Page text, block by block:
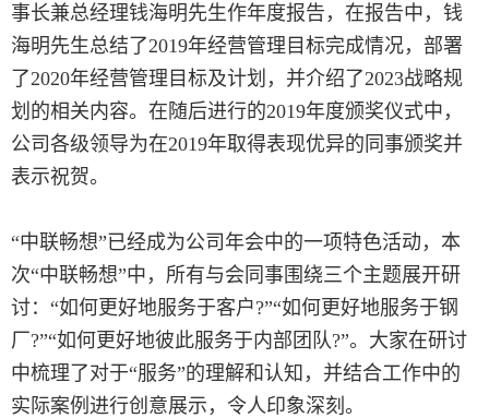
事长兼总经理钱海明先生作年度报告，在报告中，钱
海明先生总结了2019年经营管理目标完成情况，部署
了2020年经营管理目标及计划，并介绍了2023战略规
划的相关内容。在随后进行的2019年度颁奖仪式中，
公司各级领导为在2019年取得表现优异的同事颁奖并
表示祝贺。
“中联畅想”已经成为公司年会中的一项特色活动，本
次“中联畅想”中，所有与会同事围绕三个主题展开研
讨：“如何更好地服务于客户?”“如何更好地服务于钢
厂?”“如何更好地彼此服务于内部团队?”。大家在研讨
中梳理了对于“服务”的理解和认知，并结合工作中的
实际案例进行创意展示，令人印象深刻。